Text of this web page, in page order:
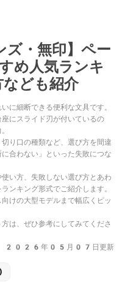
・無印】ペー
め人気ランキ
ども紹介
に細断できる便利な文具です。
にスライド刃が付いているの
り口の種類など、選び方を間違
合わない」といった失敗につな
い方、失敗しない選び方とあわ
ンキング形式でご紹介します。
けの大型モデルまで幅広くピッ
は、ぜひ参考にしてみてくださ
2026年05月07日更新